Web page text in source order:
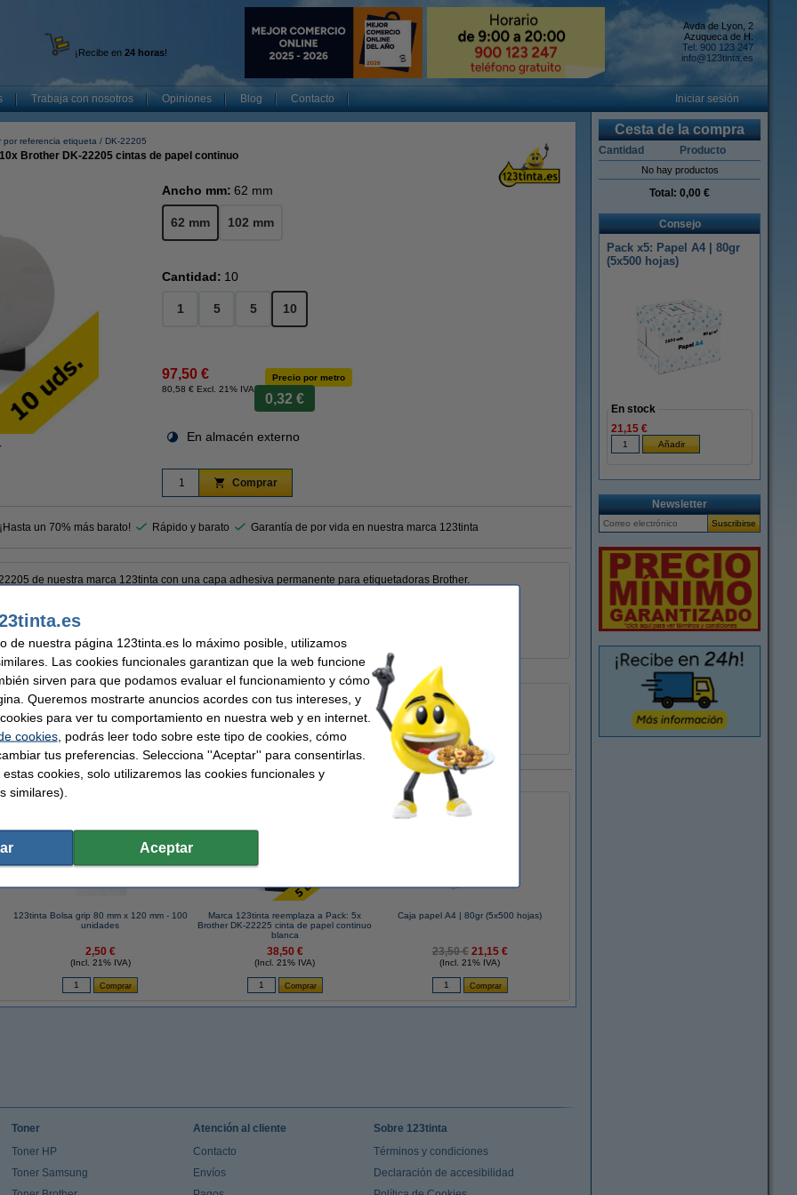
¡Recibe en 24 horas!
Avda de Lyon, 2
Azuqueca de H.
Tel: 900 123 247
info@123tinta.es
Trabaja con nosotros Opiniones Blog Contacto Iniciar sesión
por referencia etiqueta DK-22205
Brother DK-22205 cintas de papel continuo
Ancho mm: 62 mm
62 mm 102 mm
Cantidad: 10
1 5 5 10
97,50 €
80,58 € Excl. 21% IVA
Precio por metro
0,32 €
En almacén externo
Comprar
un 70% más barato! Rápido y barato Garantía de por vida en nuestra marca 123tinta
de nuestra marca 123tinta con una capa adhesiva permanente para etiquetadoras Brother.
que la original.
Código EAN:
-
continua Núm. de item:
650512
Cantidad:
10 rollo
62 mm x 30,48 m
también han elegido estos artículos.
123tinta Bolsa grip 80 mm x 120 mm - 100
unidades
2,50 €
(Incl. 21% IVA)
Marca 123tinta reemplaza a Pack: 5x
Brother DK-22225 cinta de papel continuo
blanca
38,50 €
(Incl. 21% IVA)
Caja papel A4 | 80gr (5x500 hojas)
23,50 € 21,15 €
(Incl. 21% IVA)
Cesta de la compra
Cantidad Producto
No hay productos
Total: 0,00 €
Consejo
Pack x5: Papel A4 | 80gr
(5x500 hojas)
En stock
21,15 €
Newsletter
Toner
Toner HP
Toner Samsung
Atención al cliente
Contacto
Envíos
Sobre 123tinta
Términos y condiciones
Declaración de accesibilidad
de nuestra página 123tinta.es lo máximo posible, utilizamos
Las cookies funcionales garantizan que la web funcione
sirven para que podamos evaluar el funcionamiento y cómo
Queremos mostrarte anuncios acordes con tus intereses, y
para ver tu comportamiento en nuestra web y en internet.
cookies, podrás leer todo sobre este tipo de cookies, cómo
tus preferencias. Selecciona ''Aceptar'' para consentirlas.
cookies, solo utilizaremos las cookies funcionales y
similares).
Aceptar